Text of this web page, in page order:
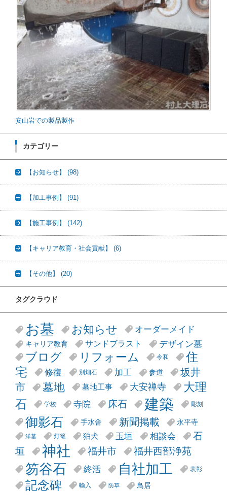
安山岩での製品製作
カテゴリー
【お知らせ】 (98)
【加工事例】 (91)
【施工事例】 (142)
【キャリア教育・社会貢献】 (6)
【その他】 (20)
タグクラウド
お墓 お知らせ オーダーメイド
キャリア教育 サンドブラスト デザイン墓
ブログ リフォーム 令和
住
宅
修復 別畑石 加工 参道
坂井
市
墓地 墓地工事 大安禅寺
大理
石
学校 寺院 床石 建築 彫刻
御影石 手水舎 新聞掲載 永平寺
洋墓 灯篭 狛犬 玉垣 相談会
石
垣
神社 福井市 福井西部浄苑
笏谷石 終活 自社加工 表彰
記念碑 輸入 防草 鳥居